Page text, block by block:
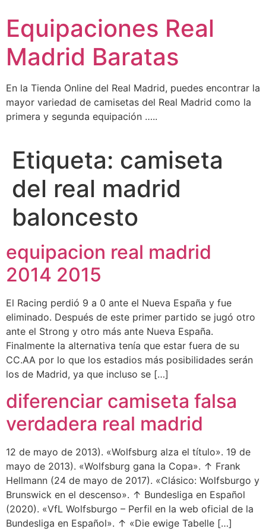
contenido
Equipaciones Real
Madrid Baratas
En la Tienda Online del Real Madrid, puedes encontrar la
mayor variedad de camisetas del Real Madrid como la
primera y segunda equipación …..
Etiqueta: camiseta
del real madrid
baloncesto
equipacion real madrid
2014 2015
El Racing perdió 9 a 0 ante el Nueva España y fue
eliminado. Después de este primer partido se jugó otro
ante el Strong y otro más ante Nueva España.
Finalmente la alternativa tenía que estar fuera de su
CC.AA por lo que los estadios más posibilidades serán
los de Madrid, ya que incluso se […]
diferenciar camiseta falsa
verdadera real madrid
12 de mayo de 2013). «Wolfsburg alza el título». 19 de
mayo de 2013). «Wolfsburg gana la Copa». ↑ Frank
Hellmann (24 de mayo de 2017). «Clásico: Wolfsburgo y
Brunswick en el descenso». ↑ Bundesliga en Español
(2020). «VfL Wolfsburgo – Perfil en la web oficial de la
Bundesliga en Español». ↑ «Die ewige Tabelle […]